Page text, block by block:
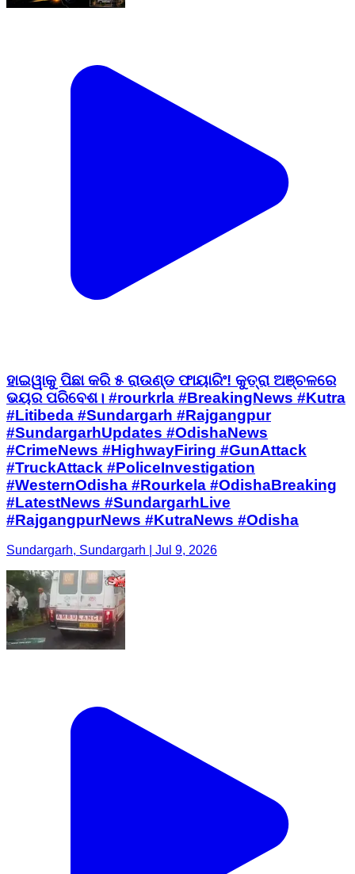
ହାଇୱାକୁ ପିଛା କରି ୫ ରାଉଣ୍ଡ ଫାୟାରିଂ! କୁତ୍ରା ଅଞ୍ଚଳରେ
ଭୟର ପରିବେଶ। #rourkrla #BreakingNews #Kutra
#Litibeda #Sundargarh #Rajgangpur
#SundargarhUpdates #OdishaNews
#CrimeNews #HighwayFiring #GunAttack
#TruckAttack #PoliceInvestigation
#WesternOdisha #Rourkela #OdishaBreaking
#LatestNews #SundargarhLive
#RajgangpurNews #KutraNews #Odisha
Sundargarh, Sundargarh | Jul 9, 2026